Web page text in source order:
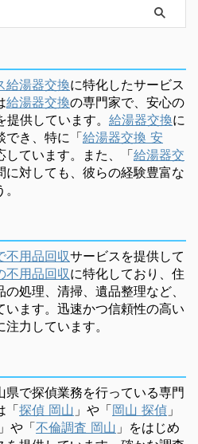
給湯器交換に特化したサービス
給湯器交換の専門家で、安心の
供しています。 給湯器交換に
でき、特に「給湯器交換 安
しています。また、「給湯器交
に対しても、彼らの経験豊富な
不用品回収サービスを提供して
不用品回収に特化しており、住
処理、清掃、遺品整理など、
います。迅速かつ信頼性の高い
力しています。
で探偵業務を行っている専門
「探偵 岡山 」や「岡山 探偵 」
」や「不倫調査 岡山 」をはじめ